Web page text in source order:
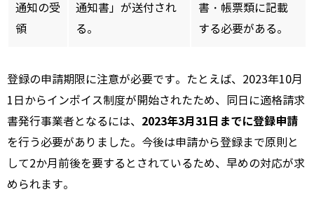
通知の受
領
通知書」が送付され
る。
書・帳票類に記載
する必要がある。
登録の申請期限に注意が必要です。たとえば、2023年10月
1日からインボイス制度が開始されたため、同日に適格請求
書発行事業者となるには、 2023年3月31日までに登録申請
を行う必要がありました。今後は申請から登録まで原則と
して2か月前後を要するとされているため、早めの対応が求
められます。